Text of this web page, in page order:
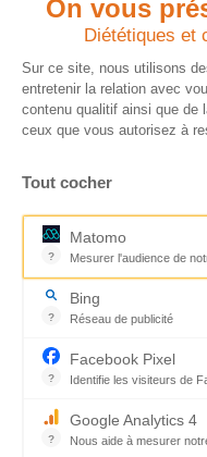
On vous
Diététiques et
Sur ce site, nous utilisons
entretenir la relation avec
contenu qualitif ainsi que de
ceux que vous autorisez à
Tout cocher
?
Matomo
Mesurer l'audience de
Outil analytique
?
Bing
Réseau de publicité
?
Facebook Pixel
Identifie les visiteurs de
?
Google Analytics 4
Nous aide à mesurer
Chaque don effectué à une
association reconnue d’utilité
publique comme CARE, est
déductible jusqu’à 75 % de
sur le revenu. Modalités de
déduction, déclaration des
ce qu’il faut savoir sur la
France pour exprimer votre
générosité et optimiser votre
fiscalité en toute confiance.
En savoir plus